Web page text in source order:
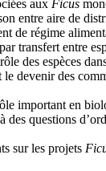
aux Ficus
entre aire de
de régime
transfert entre
des espèces
devenir des
important en
des questions
sur les projets